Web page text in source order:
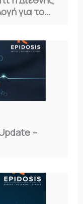
για το
–